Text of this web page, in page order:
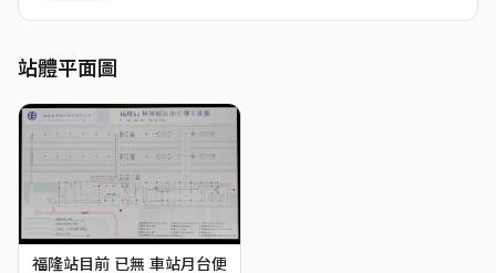
站體平面圖
福隆站目前 已無 車站月台便